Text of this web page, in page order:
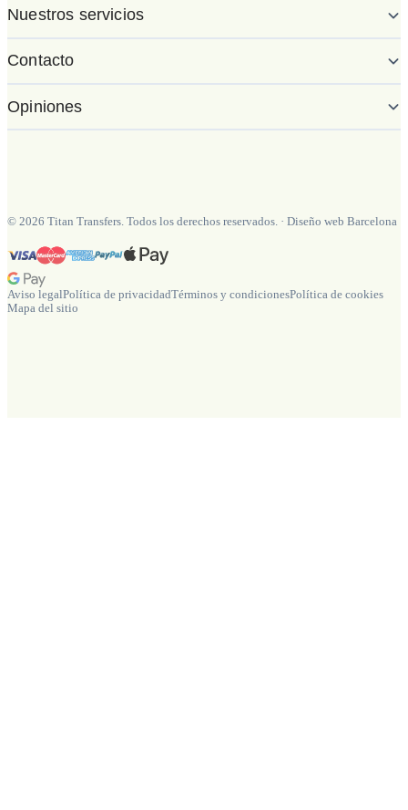
Nuestros servicios
Contacto
Opiniones
© 2026 Titan Transfers. Todos los derechos reservados. · Diseño web Barcelona
Aviso legalPolítica de privacidadTérminos y condicionesPolítica de cookies
Mapa del sitio